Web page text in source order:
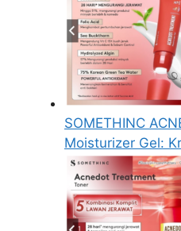
SOMETHINC
Moisturizer Gel: